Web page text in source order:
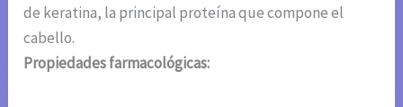
de keratina, la principal proteína que compone el
cabello.
Propiedades farmacológicas: